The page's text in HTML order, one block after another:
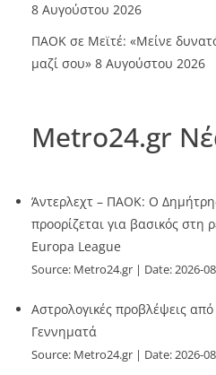
8 Αυγούστου 2026
ΠΑΟΚ σε Μεϊτέ: «Μείνε
μαζί σου» 8 Αυγούστου 2026
Metro24.gr
Άντερλεχτ – ΠΑΟΚ: Ο
προορίζεται για βασικός στη
Europa League
Source: Metro24.gr Date: 2026-
Αστρολογικές προβλέψεις
Γεννηματά
Source: Metro24.gr Date: 2026-